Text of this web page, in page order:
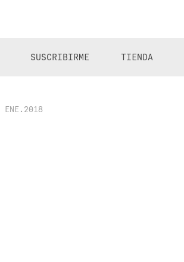
SUSCRIBIRME TIENDA
ENE.2018